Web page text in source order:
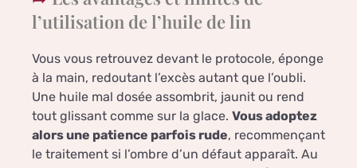
l’utilisation de l’huile de lin
Vous vous retrouvez devant le protocole, éponge
à la main, redoutant l’excès autant que l’oubli.
Une huile mal dosée assombrit, jaunit ou rend
tout glissant comme sur la glace. Vous adoptez
alors une patience parfois rude, recommençant
le traitement si l’ombre d’un défaut apparaît. Au